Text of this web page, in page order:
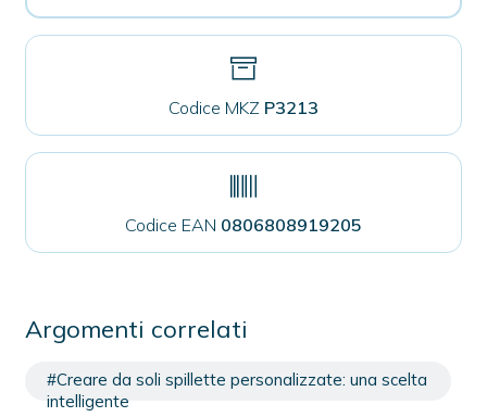
Codice MKZ P3213
Codice EAN 0806808919205
Argomenti correlati
#Creare da soli spillette personalizzate: una scelta
intelligente